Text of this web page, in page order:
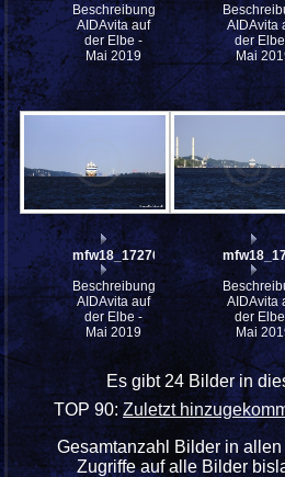
Beschreibung:
AIDAvita auf
der Elbe -
Mai 2019
AIDAvita
der
Mai
mfw18_172765
Beschreibung:
AIDAvita auf
der Elbe -
Mai 2019
AIDAvita
der
Mai
Es gibt 24 Bilder in
TOP 90:Zuletzt
Gesamtanzahl Bilder in
Zugriffe auf alle Bilder